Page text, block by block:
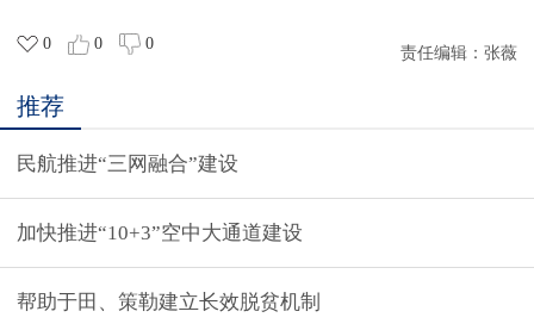
0 0 0
责任编辑： 张薇
推荐
民航推进“三网融合”建设
加快推进“10+3”空中大通道建设
帮助于田、策勒建立长效脱贫机制